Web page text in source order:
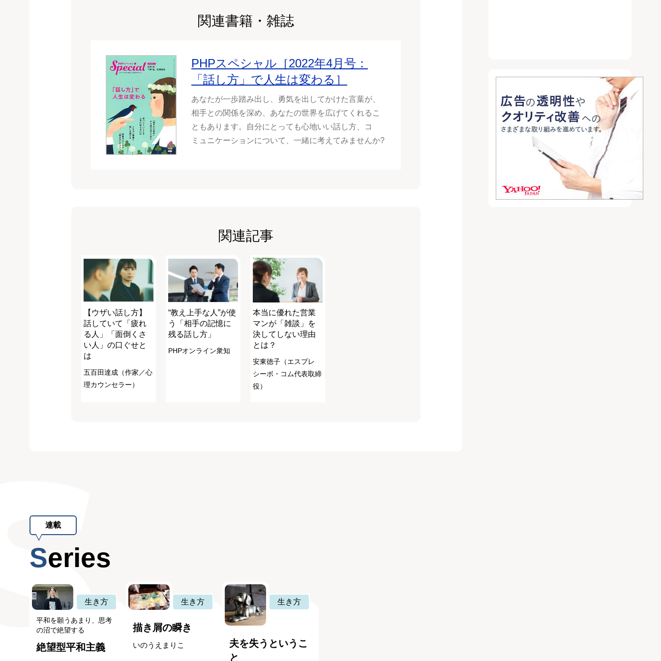
関連書籍・雑誌
PHPスペシャル［2022年4月号：
「話し方」で人生は変わる］
あなたが一歩踏み出し、勇気を出してかけた言葉が、
相手との関係を深め、あなたの世界を広げてくれるこ
ともあります。自分にとっても心地いい話し方、コ
ミュニケーションについて、一緒に考えてみませんか?
関連記事
【ウザい話し方】
話していて「疲れ
る人」「面倒くさ
い人」の口ぐせと
は
五百田達成（作家／心
理カウンセラー）
“教え上手な人”が使
う「相手の記憶に
残る話し方」
PHPオンライン衆知
本当に優れた営業
マンが「雑談」を
決してしない理由
とは？
安東徳子（エスプレ
シーボ・コム代表取締
役）
連載
Series
生き方
平和を願うあまり、思考
の沼で絶望する
絶望型平和主義
生き方
描き屑の瞬き
いのうえまりこ
生き方
夫を失うというこ
と